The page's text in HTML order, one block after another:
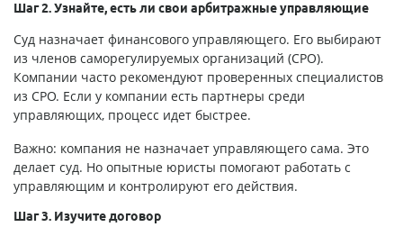
Шаг 2. Узнайте, есть ли свои арбитражные управляющие
Суд назначает финансового управляющего. Его выбирают
из членов саморегулируемых организаций (СРО).
Компании часто рекомендуют проверенных специалистов
из СРО. Если у компании есть партнеры среди
управляющих, процесс идет быстрее.
Важно: компания не назначает управляющего сама. Это
делает суд. Но опытные юристы помогают работать с
управляющим и контролируют его действия.
Шаг 3. Изучите договор